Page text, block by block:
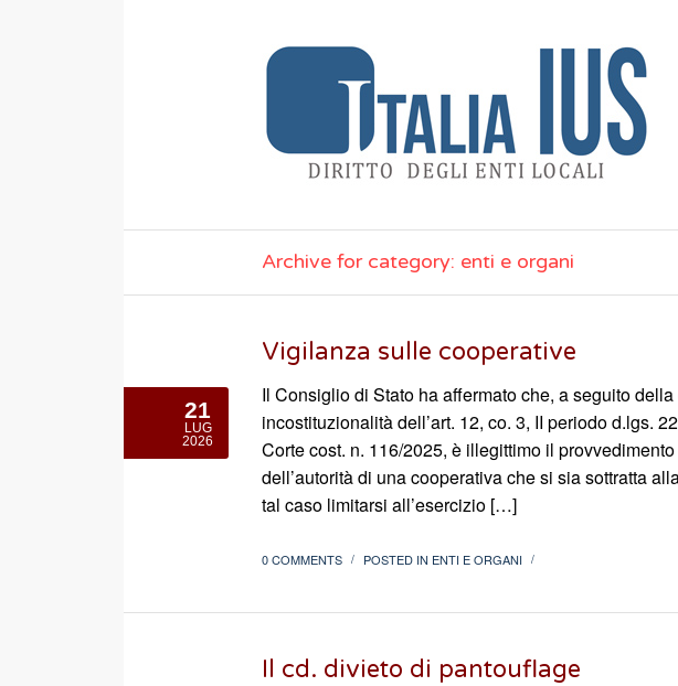
Archive for category: enti e organi
Vigilanza sulle cooperative
21
LUG
2026
Il Consiglio di Stato ha affermato che, a seguito
incostituzionalità dell’art. 12, co. 3, II periodo d.lgs.
Corte cost. n. 116/2025, è illegittimo il
dell’autorità di una cooperativa che si sia sottratta
tal caso limitarsi all’esercizio […]
0 COMMENTS / POSTED IN ENTI E ORGANI /
Il cd. divieto di pantouflage